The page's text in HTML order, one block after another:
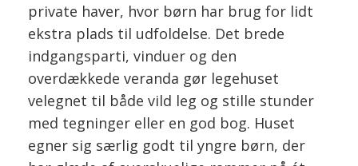
private haver, hvor børn har brug for lidt
ekstra plads til udfoldelse. Det brede
indgangsparti, vinduer og den
overdækkede veranda gør legehuset
velegnet til både vild leg og stille stunder
med tegninger eller en god bog. Huset
egner sig særlig godt til yngre børn, der